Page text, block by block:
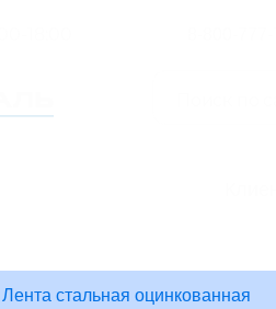
Лента стальная оцинкованная